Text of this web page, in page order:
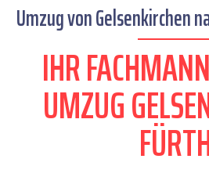
Umzug von Gelsenkirchen
IHR
UMZUG